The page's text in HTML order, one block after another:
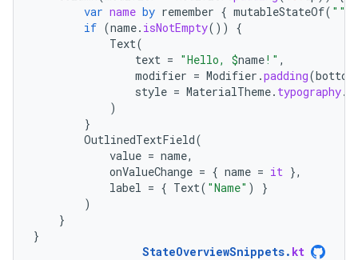
var name by remember { mutableStateOf( ""
if (name. isNotEmpty())
{
Text(
text = "Hello, $name!" ,
modifier = Modifier .padding(bottom
style = MaterialTheme. typography.
)
}
OutlinedTextField(
value = name,
onValueChange = { name = it },
label = { Text( "Name" )
}
)
}
}
StateOverviewSnippets. kt